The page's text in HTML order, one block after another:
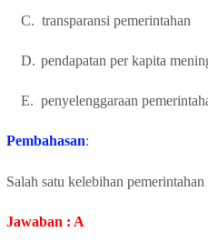
C. transparansi pemerintahan
D. pendapatan per kapita
E. penyelenggaraan
Pembahasan:
Salah satu kelebihan
Jawaban : A